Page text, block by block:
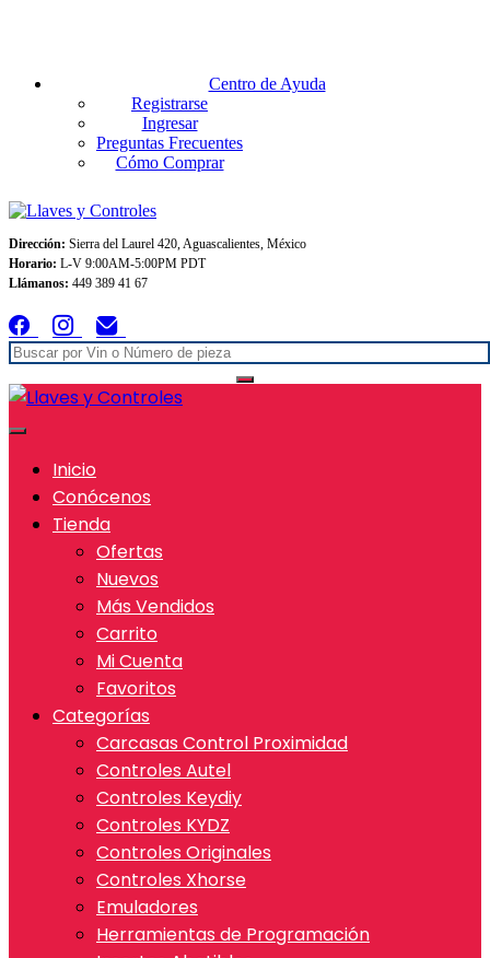
Centro de Ayuda
Registrarse
Ingresar
Preguntas Frecuentes
Cómo Comprar
Dirección: Sierra del Laurel 420, Aguascalientes, México
Horario: L-V 9:00AM-5:00PM PDT
Llámanos: 449 389 41 67
Inicio
Conócenos
Tienda
Ofertas
Nuevos
Más Vendidos
Carrito
Mi Cuenta
Favoritos
Categorías
Carcasas Control Proximidad
Controles Autel
Controles Keydiy
Controles KYDZ
Controles Originales
Controles Xhorse
Emuladores
Herramientas de Programación